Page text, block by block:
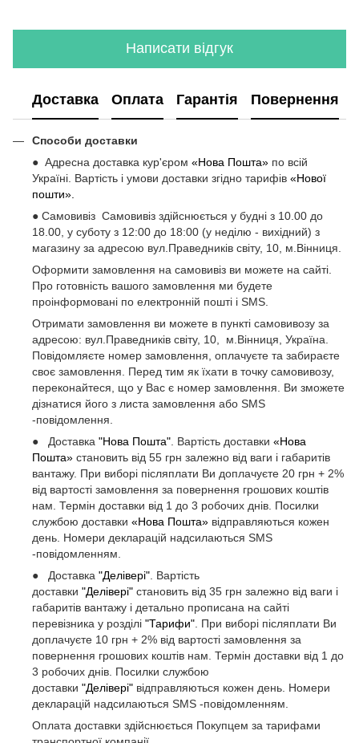
Написати відгук
Доставка Оплата Гарантія Повернення
Способи доставки
● Адресна доставка кур'єром «Нова Пошта» по всій
Україні. Вартість і умови доставки згідно тарифів «Нової
пошти».
● Самовивіз Самовивіз здійснюється у будні з 10.00 до
18.00, у суботу з 12:00 до 18:00 (у неділю - вихідний) з
магазину за адресою вул.Праведників світу, 10, м.Вінниця.
Оформити замовлення на самовивіз ви можете на сайті.
Про готовність вашого замовлення ми будете
проінформовані по електронній пошті і SMS.
Отримати замовлення ви можете в пункті самовивозу за
адресою: вул.Праведників світу, 10, м.Вінниця, Україна.
Повідомляєте номер замовлення, оплачуєте та забираєте
своє замовлення. Перед тим як їхати в точку самовивозу,
переконайтеся, що у Вас є номер замовлення. Ви зможете
дізнатися його з листа замовлення або SMS
-повідомлення.
● Доставка "Нова Пошта" . Вартість доставки «Нова
Пошта» становить від 55 грн залежно від ваги і габаритів
вантажу. При виборі післяплати Ви доплачуєте 20 грн + 2%
від вартості замовлення за повернення грошових коштів
нам. Термін доставки від 1 до 3 робочих днів. Посилки
службою доставки «Нова Пошта» відправляються кожен
день. Номери декларацій надсилаються SMS
-повідомленням.
● Доставка "Делівері" . Вартість
доставки "Делівері" становить від 35 грн залежно від ваги і
габаритів вантажу і детально прописана на сайті
перевізника у розділі "Тарифи" . При виборі післяплати Ви
доплачуєте 10 грн + 2% від вартості замовлення за
повернення грошових коштів нам. Термін доставки від 1 до
3 робочих днів. Посилки службою
доставки "Делівері" відправляються кожен день. Номери
декларацій надсилаються SMS -повідомленням.
Оплата доставки здійснюється Покупцем за тарифами